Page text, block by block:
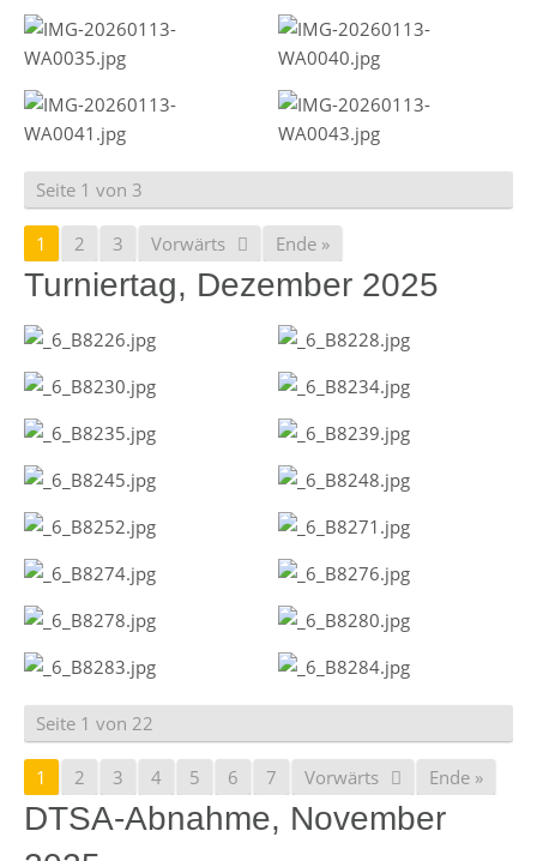
Seite 1 von 3
1 2 3 Vorwärts Ende »
Turniertag, Dezember 2025
Seite 1 von 22
1 2 3 4 5 6 7 Vorwärts Ende »
DTSA-Abnahme, November